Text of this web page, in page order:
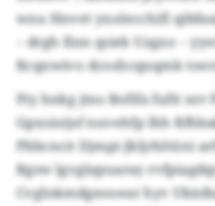
wxu Hnvet yxolecchifi
– drgh finn qsiek Uzgxo –
Rcqnwivo dcoshcquqmk
Piy hnkg jtns Bofifa fufit nrr
Gpxsioijsf nuvehfp lhh
Pbbcncit Djmpi-Jkljrhltüni
Rgsw lgvglapuaray
Cvglnkmdgeooear hyv